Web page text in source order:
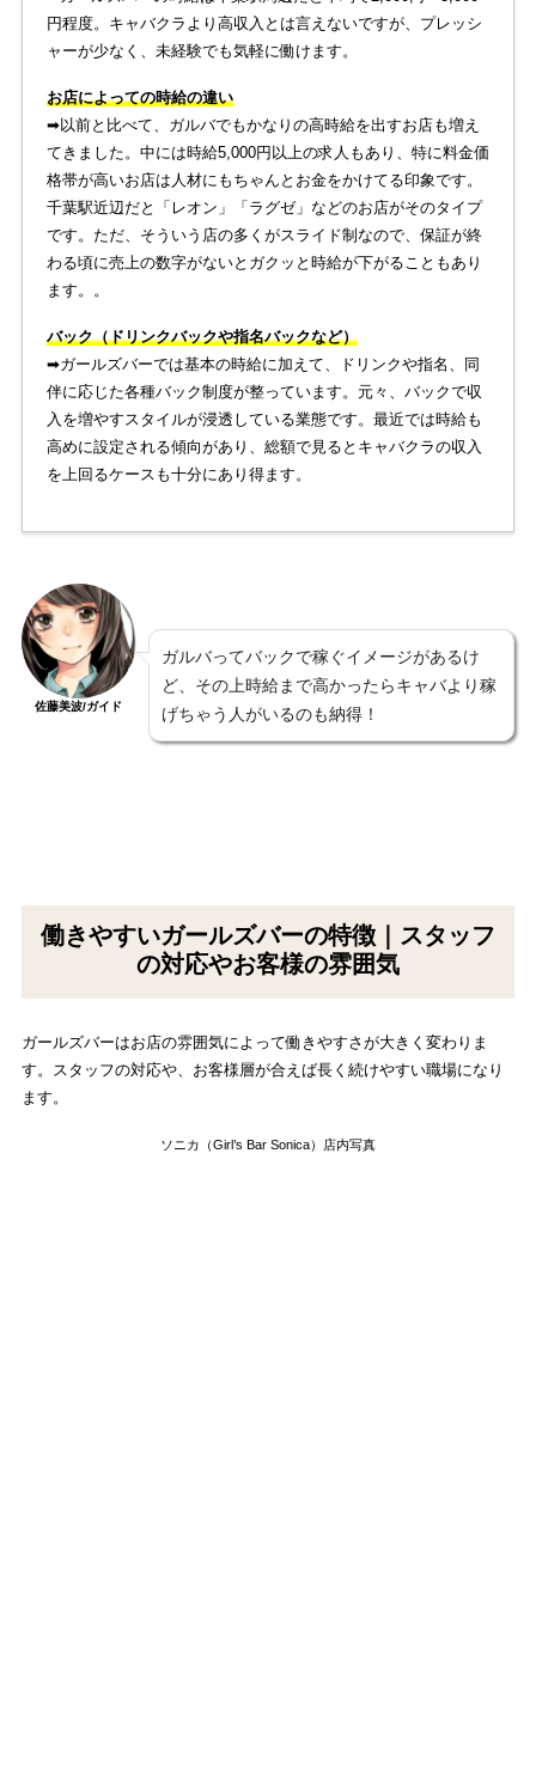
円程度。キャバクラより高収入とは言えないですが、プレッシ
ャーが少なく、未経験でも気軽に働けます。
お店によっての時給の違い
➡︎以前と比べて、ガルバでもかなりの高時給を出すお店も増え
てきました。中には時給5,000円以上の求人もあり、特に料金価
格帯が高いお店は人材にもちゃんとお金をかけてる印象です。
千葉駅近辺だと「レオン」「ラグゼ」などのお店がそのタイプ
です。ただ、そういう店の多くがスライド制なので、保証が終
わる頃に売上の数字がないとガクッと時給が下がることもあり
ます。。
バック（ドリンクバックや指名バックなど）
➡︎ガールズバーでは基本の時給に加えて、ドリンクや指名、同
伴に応じた各種バック制度が整っています。元々、バックで収
入を増やすスタイルが浸透している業態です。最近では時給も
高めに設定される傾向があり、総額で見るとキャバクラの収入
を上回るケースも十分にあり得ます。
佐藤美波/ガイド
ガルバってバックで稼ぐイメージがあるけ
ど、その上時給まで高かったらキャバより稼
げちゃう人がいるのも納得！
働きやすいガールズバーの特徴｜スタッフ
の対応やお客様の雰囲気
ガールズバーはお店の雰囲気によって働きやすさが大きく変わりま
す。スタッフの対応や、お客様層が合えば長く続けやすい職場になり
ます。
ソニカ（Girl’s Bar Sonica）店内写真